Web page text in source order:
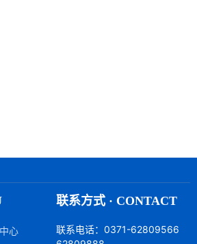
心
联系方式 · CONTACT
联系电话：0371-62809566